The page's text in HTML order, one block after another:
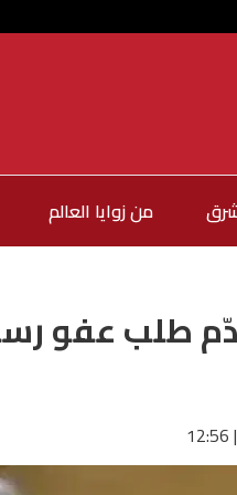
من زوايا العالم
طلب عفو